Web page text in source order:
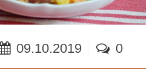
09.10.2019 0